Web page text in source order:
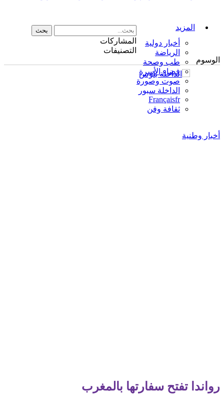
المزيد
أخبار دولية
الرياضة
طب وصحة
فضاء الأسرة
صوت وصورة
الداخلة سبور
Françaisfr
ثقافة وفن
المشاركات
التصنيفات
الوسوم
أخبار وطنية
رواندا تفتح سفارتها بالمغرب